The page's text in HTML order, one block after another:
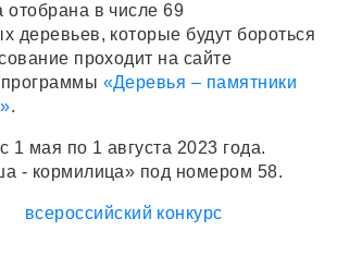
отобрана в числе 69
деревьев, которые будут бороться
проходит на сайте
программы «Деревья – памятники
.
1 мая по 1 августа 2023 года.
- кормилица» под номером 58.
всероссийский конкурс